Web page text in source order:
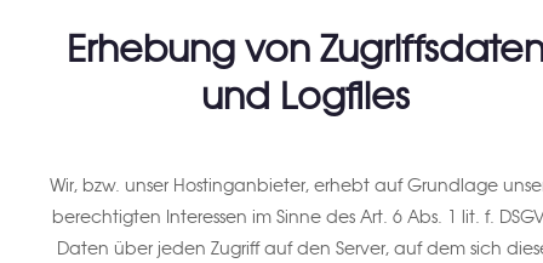
Erhebung von
und Logfiles
Wir, bzw. unser Hostinganbieter, erhebt auf Grundlage
berechtigten Interessen im Sinne des Art. 6 Abs. 1 lit. f.
Daten über jeden Zugriff auf den Server, auf dem sich